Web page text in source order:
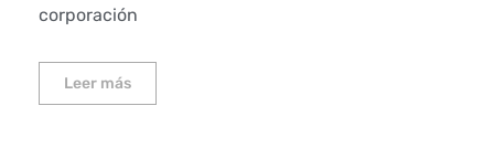
corporación
Leer más